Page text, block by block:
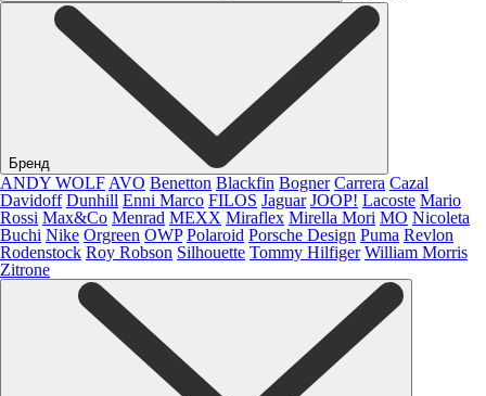
Бренд
ANDY WOLF AVO Benetton Blackfin Bogner Carrera Cazal
Davidoff Dunhill Enni Marco FILOS Jaguar JOOP! Lacoste Mario
Rossi Max&Co Menrad MEXX Miraflex Mirella Mori MO Nicoleta
Buchi Nike Orgreen OWP Polaroid Porsche Design Puma Revlon
Rodenstock Roy Robson Silhouette Tommy Hilfiger William Morris
Zitrone